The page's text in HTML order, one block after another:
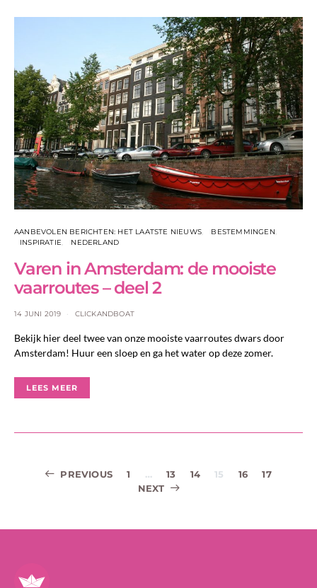
AANBEVOLEN BERICHTEN: HET LAATSTE NIEUWS
BESTEMMINGEN
INSPIRATIE
NEDERLAND
Varen in Amsterdam: de mooiste
vaarroutes – deel 2
14 JUNI 2019 CLICKANDBOAT
Bekijk hier deel twee van onze mooiste vaarroutes dwars door
Amsterdam! Huur een sloep en ga het water op deze zomer.
LEES MEER
PREVIOUS 1 … 13 14 15 16
17
NEXT